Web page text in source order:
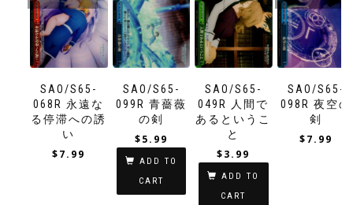
SAO/S65-
068R 永遠な
る停滞への誘
い
$7.99
SAO/S65-
099R 青薔薇
の剣
$5.99
ADD TO
CART
SAO/S65-
049R 人間で
あるというこ
と
$3.99
ADD TO
CART
SAO/S65-
098R 夜空の
剣
$7.99